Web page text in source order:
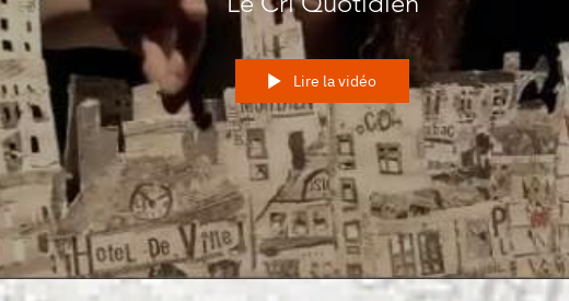
Lire la vidéo